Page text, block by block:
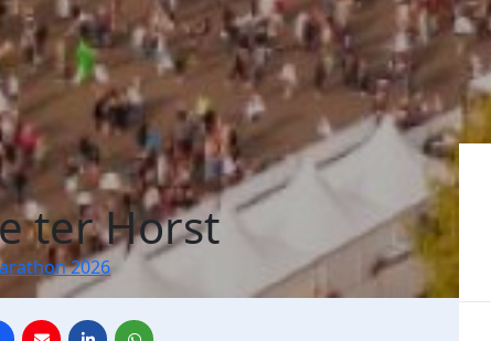
ter Horst
2026